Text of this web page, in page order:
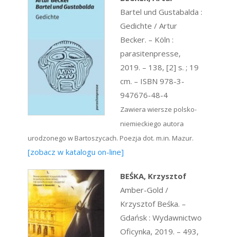
Bartel und Gustabalda :
Gedichte / Artur
Becker. – Köln :
parasitenpresse,
2019. – 138, [2] s. ; 19
cm. – ISBN 978-3-
947676-48-4
Zawiera wiersze polsko-
niemieckiego autora
urodzonego w Bartoszycach. Poezja dot. m.in. Mazur.
[zobacz w katalogu on-line]
BEŚKA, Krzysztof
Amber-Gold /
Krzysztof Beśka. –
Gdańsk : Wydawnictwo
Oficynka, 2019. – 493,